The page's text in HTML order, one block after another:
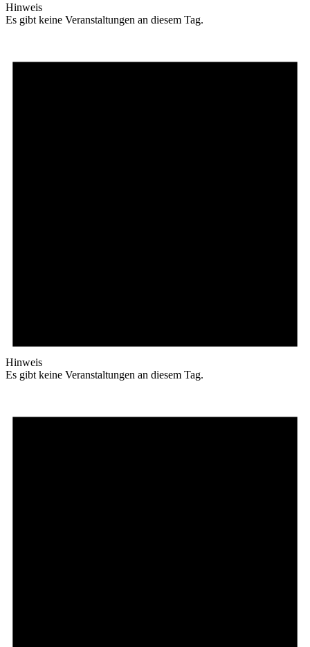
Hinweis
Es gibt keine Veranstaltungen an diesem Tag.
Hinweis
Es gibt keine Veranstaltungen an diesem Tag.